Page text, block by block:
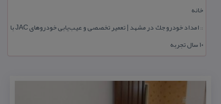
خانه
::
امداد خودرو جك در مشهد | تعمیر تخصصی و عیب‌یابی خودروهای JAC با
۱۰ سال تجربه